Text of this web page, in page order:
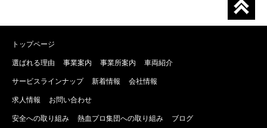
トップページ
選ばれる理由 事業案内 事業所案内 車両紹介
サービスラインナップ 新着情報 会社情報
求人情報 お問い合わせ
安全への取り組み 熱血プロ集団への取り組み ブログ